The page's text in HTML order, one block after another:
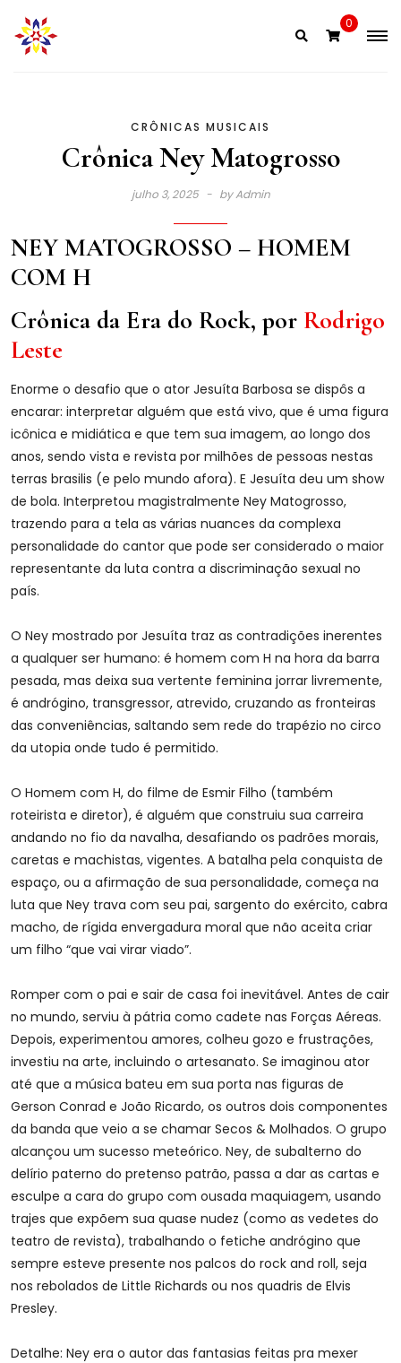
content
0
CRÔNICAS MUSICAIS
Crônica Ney Matogrosso
julho 3, 2025 byAdmin
NEY MATOGROSSO – HOMEM
COM H
Crônica da Era do Rock, por Rodrigo
Leste
Enorme o desafio que o ator Jesuíta Barbosa se dispôs a
encarar: interpretar alguém que está vivo, que é uma figura
icônica e midiática e que tem sua imagem, ao longo dos
anos, sendo vista e revista por milhões de pessoas nestas
terras brasilis (e pelo mundo afora). E Jesuíta deu um show
de bola. Interpretou magistralmente Ney Matogrosso,
trazendo para a tela as várias nuances da complexa
personalidade do cantor que pode ser considerado o maior
representante da luta contra a discriminação sexual no
país.
O Ney mostrado por Jesuíta traz as contradições inerentes
a qualquer ser humano: é homem com H na hora da barra
pesada, mas deixa sua vertente feminina jorrar livremente,
é andrógino, transgressor, atrevido, cruzando as fronteiras
das conveniências, saltando sem rede do trapézio no circo
da utopia onde tudo é permitido.
O Homem com H, do filme de Esmir Filho (também
roteirista e diretor), é alguém que construiu sua carreira
andando no fio da navalha, desafiando os padrões morais,
caretas e machistas, vigentes. A batalha pela conquista de
espaço, ou a afirmação de sua personalidade, começa na
luta que Ney trava com seu pai, sargento do exército, cabra
macho, de rígida envergadura moral que não aceita criar
um filho “que vai virar viado”.
Romper com o pai e sair de casa foi inevitável. Antes de cair
no mundo, serviu à pátria como cadete nas Forças Aéreas.
Depois, experimentou amores, colheu gozo e frustrações,
investiu na arte, incluindo o artesanato. Se imaginou ator
até que a música bateu em sua porta nas figuras de
Gerson Conrad e João Ricardo, os outros dois componentes
da banda que veio a se chamar Secos & Molhados. O grupo
alcançou um sucesso meteórico. Ney, de subalterno do
delírio paterno do pretenso patrão, passa a dar as cartas e
esculpe a cara do grupo com ousada maquiagem, usando
trajes que expõem sua quase nudez (como as vedetes do
teatro de revista), trabalhando o fetiche andrógino que
sempre esteve presente nos palcos do rock and roll, seja
nos rebolados de Little Richards ou nos quadris de Elvis
Presley.
Detalhe: Ney era o autor das fantasias feitas pra mexer